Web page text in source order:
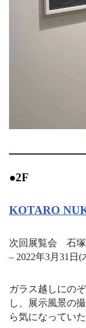
●2F
KOTARO
次回展覧会 石塚
– 2022年3月31日
ガラス越しにの
し、展示風景の
ら気になってい